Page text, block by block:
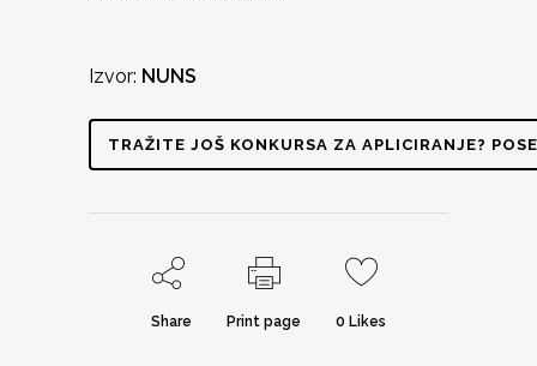
Izvor: NUNS
TRAŽITE JOŠ KONKURSA ZA APLICIRANJE?
Share Print page 0 Likes